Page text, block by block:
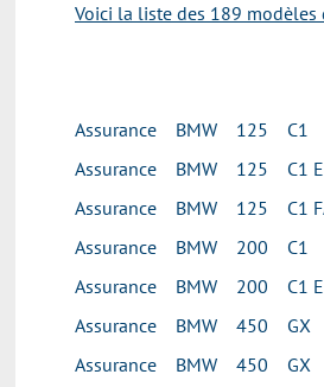
Voici la liste des 189 modèles
Assurance BMW 125 C1
Assurance BMW 125 C1
Assurance BMW 125 C1
Assurance BMW 200 C1
Assurance BMW 200 C1
Assurance BMW 450 GX
Assurance BMW 450 GX